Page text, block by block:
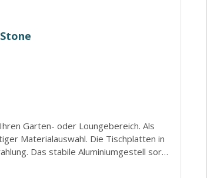
Garten- oder Loungebereich. Als
Materialauswahl. Die Tischplatten in
Das stabile Aluminiumgestell sorgt